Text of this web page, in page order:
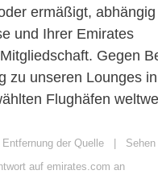
ermäßigt,
und Ihrer Emirates
Gegen
zu unseren Lounges
Flughäfen
der Quelle |
auf emirates.com an